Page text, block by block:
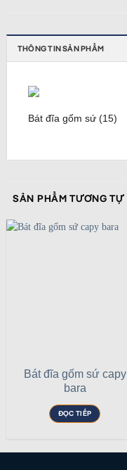
THÔNG TIN SẢN PHẨM
Bát đĩa gốm sứ (15)
SẢN PHẨM TƯƠNG TỰ
Bát đĩa gốm sứ capy
bara
ĐỌC TIẾP